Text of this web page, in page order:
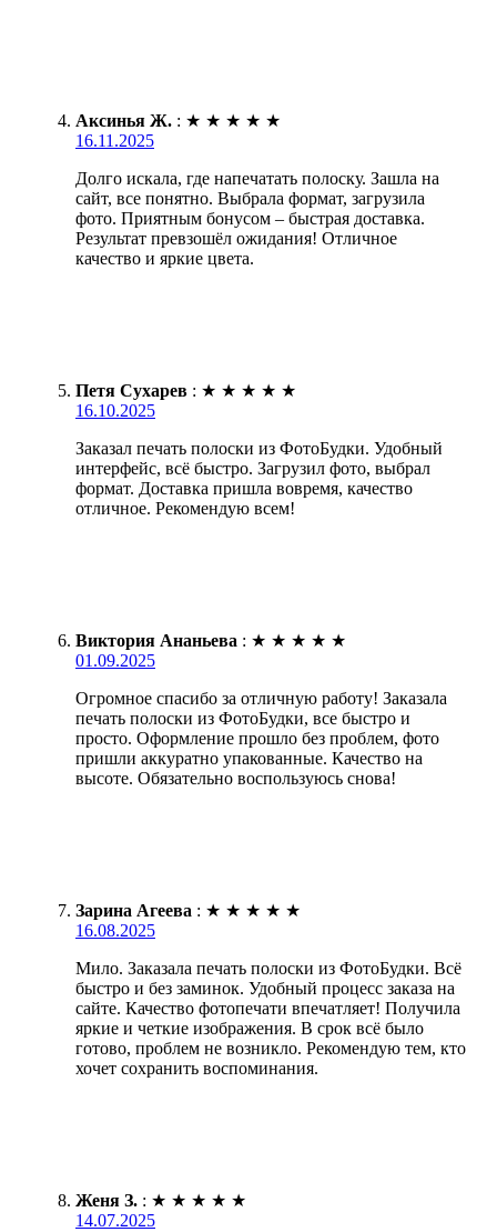
Аксинья Ж. : ★ ★ ★ ★ ★
16.11.2025
Долго искала, где напечатать полоску. Зашла на
сайт, все понятно. Выбрала формат, загрузила
фото. Приятным бонусом – быстрая доставка.
Результат превзошёл ожидания! Отличное
качество и яркие цвета.
Петя Сухарев : ★ ★ ★ ★ ★
16.10.2025
Заказал печать полоски из ФотоБудки. Удобный
интерфейс, всё быстро. Загрузил фото, выбрал
формат. Доставка пришла вовремя, качество
отличное. Рекомендую всем!
Виктория Ананьева : ★ ★ ★ ★ ★
01.09.2025
Огромное спасибо за отличную работу! Заказала
печать полоски из ФотоБудки, все быстро и
просто. Оформление прошло без проблем, фото
пришли аккуратно упакованные. Качество на
высоте. Обязательно воспользуюсь снова!
Зарина Агеева : ★ ★ ★ ★ ★
16.08.2025
Мило. Заказала печать полоски из ФотоБудки. Всё
быстро и без заминок. Удобный процесс заказа на
сайте. Качество фотопечати впечатляет! Получила
яркие и четкие изображения. В срок всё было
готово, проблем не возникло. Рекомендую тем, кто
хочет сохранить воспоминания.
Женя З. : ★ ★ ★ ★ ★
14.07.2025